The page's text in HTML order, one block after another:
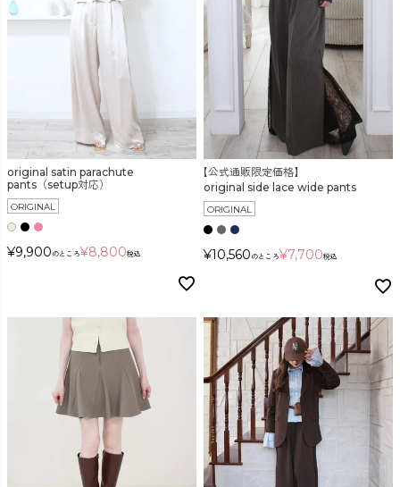
表示する
表示しない
検索
original satin parachute
pants（setup対応）
ORIGINAL
¥9,900 のところ¥8,800税込
【公式通販限定価格】
original side lace wide pants
ORIGINAL
¥10,560 のところ¥7,700税込